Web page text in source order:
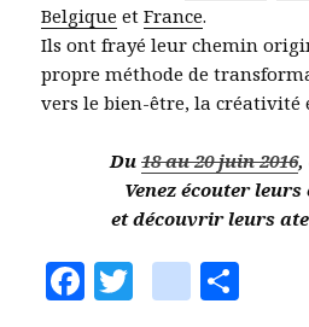
Belgique etFrance.
Ils ont frayé leur chemin
propre méthode de
vers le bien-être, la créativité
Du 18 au 20 juin 2016,
Venez écouter leurs
et découvrir leurs
F T vi